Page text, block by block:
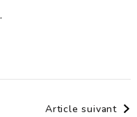
Article suivant